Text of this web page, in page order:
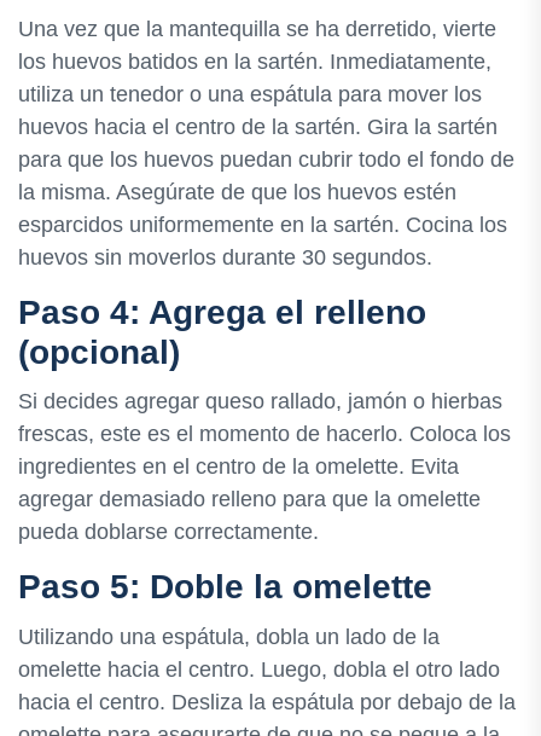
Una vez que la mantequilla se ha derretido, vierte
los huevos batidos en la sartén. Inmediatamente,
utiliza un tenedor o una espátula para mover los
huevos hacia el centro de la sartén. Gira la sartén
para que los huevos puedan cubrir todo el fondo de
la misma. Asegúrate de que los huevos estén
esparcidos uniformemente en la sartén. Cocina los
huevos sin moverlos durante 30 segundos.
Paso 4: Agrega el relleno
(opcional)
Si decides agregar queso rallado, jamón o hierbas
frescas, este es el momento de hacerlo. Coloca los
ingredientes en el centro de la omelette. Evita
agregar demasiado relleno para que la omelette
pueda doblarse correctamente.
Paso 5: Doble la omelette
Utilizando una espátula, dobla un lado de la
omelette hacia el centro. Luego, dobla el otro lado
hacia el centro. Desliza la espátula por debajo de la